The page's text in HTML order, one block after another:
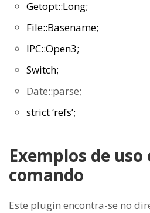
Getopt::Long;
File::Basename;
IPC::Open3;
Switch;
Date::parse;
strict ‘refs’;
Exemplos de
comando
Este plugin encontra-se no